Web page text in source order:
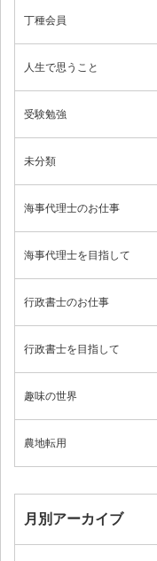
丁種会員
人生で思うこと
受験勉強
未分類
海事代理士のお仕事
海事代理士を目指して
行政書士のお仕事
行政書士を目指して
趣味の世界
農地転用
月別アーカイブ